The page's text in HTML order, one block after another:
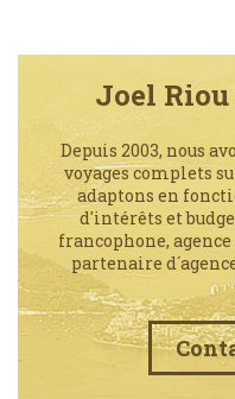
Joel Riou
Depuis 2003, nous
voyages complets
adaptons en
d'intérêts et
francophone,
partenaire